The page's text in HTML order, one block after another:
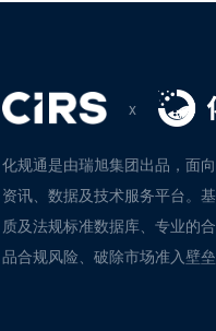
x
化规通是由瑞旭集团出品，面
资讯、数据及技术服务平台。
质及法规标准数据库、专业的
品合规风险、破除市场准入壁垒